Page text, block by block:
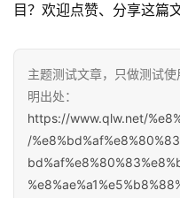
目？欢迎点赞、分享这篇
主题测试文章，只做测试
明出处：
https://www.qlw.net/
/